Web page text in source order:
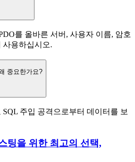
를 올바른 서버, 사용자 이름, 암호
사용하십시오.
중요한가요?
주입 공격으로부터 데이터를 보
팅을 위한 최고의 선택,